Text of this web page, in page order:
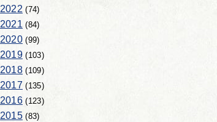
2022(74)
2021(84)
2020(99)
2019(103)
2018(109)
2017 (135)
2016(123)
2015(83)